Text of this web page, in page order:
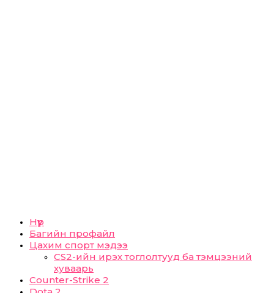
Нүүр
Багийн профайл
Цахим спорт мэдээ
CS2-ийн ирэх тоглолтууд ба тэмцээний
хуваарь
Counter-Strike 2